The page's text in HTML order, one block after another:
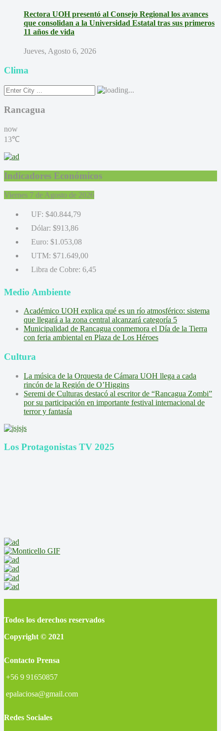
Rectora UOH presentó al Consejo Regional los avances
que consolidan a la Universidad Estatal tras sus primeros
11 años de vida
Jueves, Agosto 6, 2026
Clima
Rancagua
now
13℃
Indicadores Económicos
Viernes 7 de Agosto de 2026
UF: $40.844,79
Dólar: $913,86
Euro: $1.053,08
UTM: $71.649,00
Libra de Cobre: 6,45
Medio Ambiente
Académico UOH explica qué es un río atmosférico: sistema
que llegará a la zona central alcanzará categoría 5
Municipalidad de Rancagua conmemora el Día de la Tierra
con feria ambiental en Plaza de Los Héroes
Cultura
La música de la Orquesta de Cámara UOH llega a cada
rincón de la Región de O’Higgins
Seremi de Culturas destacó al escritor de “Rancagua Zombi”
por su participación en importante festival internacional de
terror y fantasía
Los Protagonistas TV 2025
Todos los derechos reservados
Copyright © 2021
Contacto Prensa
+56 9 91650857
epalaciosa@gmail.com
Redes Sociales